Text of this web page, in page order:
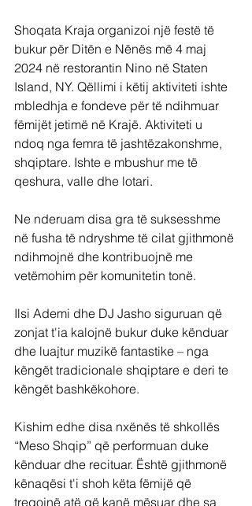
Shoqata Kraja organizoi një festë të
bukur për Ditën e Nënës më 4 maj
2024 në restorantin Nino në Staten
Island, NY. Qëllimi i këtij aktiviteti ishte
mbledhja e fondeve për të ndihmuar
fëmijët jetimë në Krajë. Aktiviteti u
ndoq nga femra të jashtëzakonshme,
shqiptare. Ishte e mbushur me të
qeshura, valle dhe lotari.
Ne nderuam disa gra të suksesshme
në fusha të ndryshme të cilat gjithmonë
ndihmojnë dhe kontribuojnë me
vetëmohim për komunitetin tonë.
Ilsi Ademi dhe DJ Jasho siguruan që
zonjat t'ia kalojnë bukur duke kënduar
dhe luajtur muzikë fantastike – nga
këngët tradicionale shqiptare e deri te
këngët bashkëkohore.
Kishim edhe disa nxënës të shkollës
“Meso Shqip” që performuan duke
kënduar dhe recituar. Është gjithmonë
kënaqësi t'i shoh këta fëmijë që
tregojnë atë që kanë mësuar dhe sa